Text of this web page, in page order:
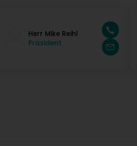
Herr Mike Reihl
Präsident